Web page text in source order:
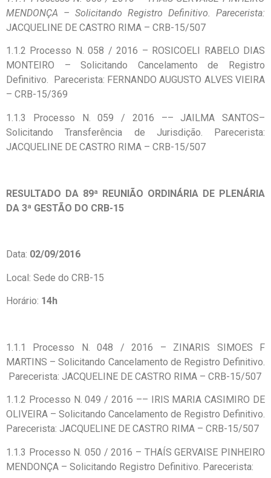
MENDONÇA – Solicitando Registro Definitivo. Parecerista:
JACQUELINE DE CASTRO RIMA – CRB-15/507
1.1.2 Processo N. 058 / 2016 – ROSICOELI RABELO DIAS
MONTEIRO – Solicitando Cancelamento de Registro
Definitivo. Parecerista: FERNANDO AUGUSTO ALVES VIEIRA
– CRB-15/369
1.1.3 Processo N. 059 / 2016 –– JAILMA SANTOS–
Solicitando Transferência de Jurisdição. Parecerista:
JACQUELINE DE CASTRO RIMA – CRB-15/507
RESULTADO DA 89ª REUNIÃO ORDINÁRIA DE PLENÁRIA
DA 3ª GESTÃO DO CRB-15
Data: 02/09/2016
Local: Sede do CRB-15
Horário: 14h
1.1.1 Processo N. 048 / 2016 – ZINARIS SIMOES F
MARTINS – Solicitando Cancelamento de Registro Definitivo.
Parecerista: JACQUELINE DE CASTRO RIMA – CRB-15/507
1.1.2 Processo N. 049 / 2016 –– IRIS MARIA CASIMIRO DE
OLIVEIRA – Solicitando Cancelamento de Registro Definitivo.
Parecerista: JACQUELINE DE CASTRO RIMA – CRB-15/507
1.1.3 Processo N. 050 / 2016 – THAÍS GERVAISE PINHEIRO
MENDONÇA – Solicitando Registro Definitivo. Parecerista: